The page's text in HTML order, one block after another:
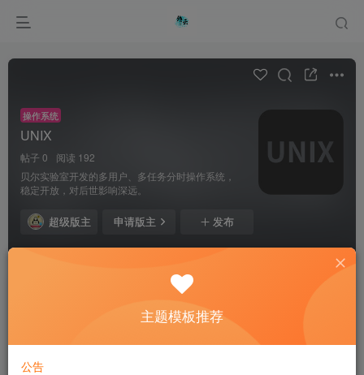
操作系统
UNIX
帖子 0
阅读 192
贝尔实验室开发的多用户、多任务分时操作系统，
稳定开放，对后世影响深远。
超级版主 申请版主 发布
热门
主题模板推荐
公告